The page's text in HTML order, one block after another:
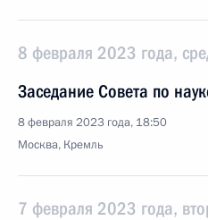
8 февраля 2023 года,
Заседание Совета по
8 февраля 2023 года, 18:50
Москва, Кремль
7 февраля 2023 года,